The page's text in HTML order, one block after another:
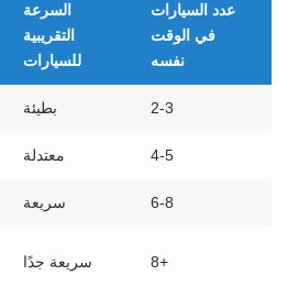
السرعة
التقريبية
للسيارات
عدد السيارات
في الوقت
نفسه
بطيئة 2-3
معتدلة 4-5
سريعة 6-8
سريعة جدًا 8+